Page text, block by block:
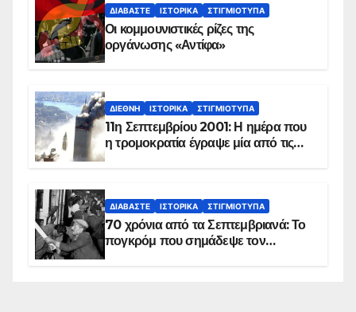
ΔΙΑΒΆΣΤΕ ΙΣΤΟΡΙΚΆ ΣΤΙΓΜΙΌΤΥΠΑ
Οι κομμουνιστικές ρίζες της
οργάνωσης «Αντίφα»
ΔΙΕΘΝΉ ΙΣΤΟΡΙΚΆ ΣΤΙΓΜΙΌΤΥΠΑ
11η Σεπτεμβρίου 2001: Η ημέρα που
η τρομοκρατία έγραψε μία από τις
ΔΙΑΒΆΣΤΕ ΙΣΤΟΡΙΚΆ ΣΤΙΓΜΙΌΤΥΠΑ
70 χρόνια από τα Σεπτεμβριανά: Το
πογκρόμ που σημάδεψε τον